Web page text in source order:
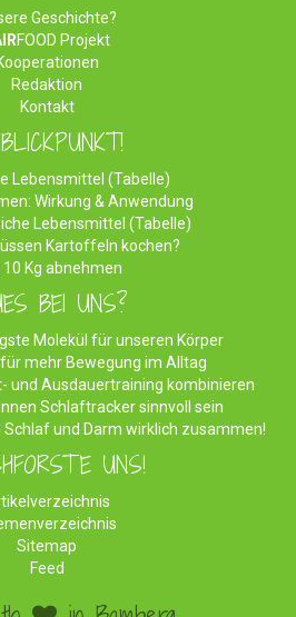
Geschichte?
FOOD Projekt
Redaktion
Kontakt
Lebensmittel (Tabelle)
Wirkung & Anwendung
Lebensmittel (Tabelle)
Kartoffeln kochen?
10 Kg abnehmen
BEI UNS?
Molekül für unseren Körper
mehr Bewegung im Alltag
und Ausdauertraining kombinieren
Schlaftracker sinnvoll sein
Schlaf und Darm wirklich zusammen!
UNS!
Sitemap
Feed